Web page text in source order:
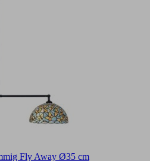
Fly Away Ø35 cm